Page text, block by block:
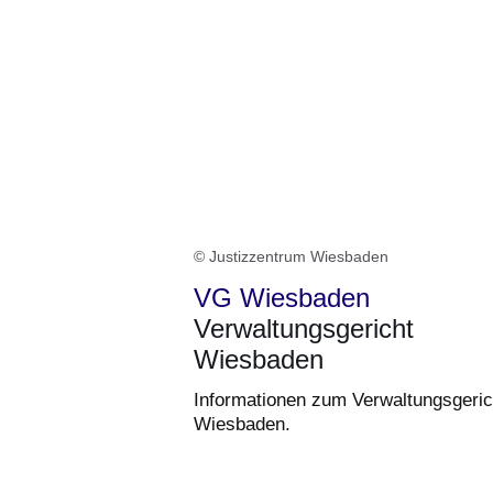
© Justizzentrum Wiesbaden
VG Wiesbaden
Verwaltungsgericht
Wiesbaden
Informationen zum
Wiesbaden.